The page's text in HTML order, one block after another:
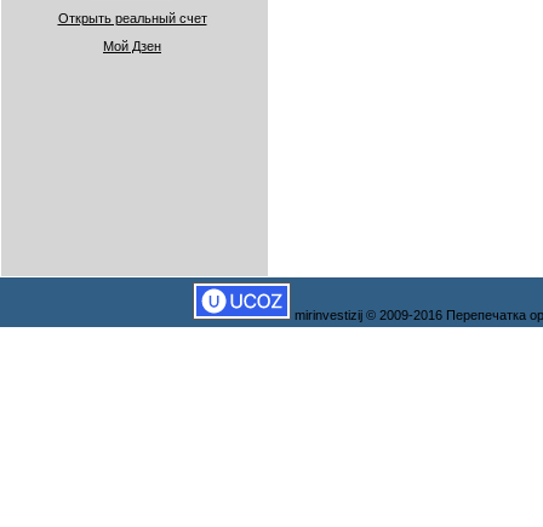
Открыть реальный счет
Мой Дзен
mirinvestizij © 2009-2016 Перепечатка